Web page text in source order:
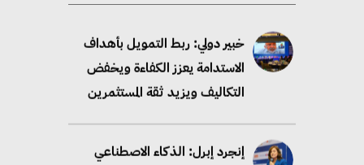
خبير دولي: ربط التمويل بأهداف
الاستدامة يعزز الكفاءة ويخفض
التكاليف ويزيد ثقة المستثمرين
إنجرد إبرل: الذكاء الاصطناعي